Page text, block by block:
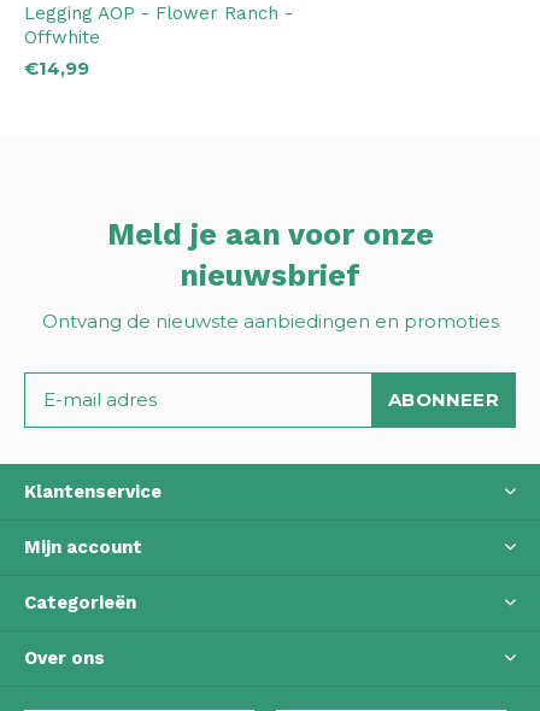
Legging AOP - Flower Ranch -
Offwhite
€14,99
Meld je aan voor onze
nieuwsbrief
Ontvang de nieuwste aanbiedingen en promoties
ABONNEER
Klantenservice
Mijn account
Categorieën
Over ons